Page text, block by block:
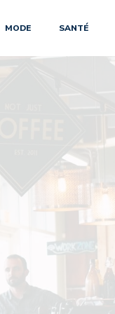
MODE SANTÉ